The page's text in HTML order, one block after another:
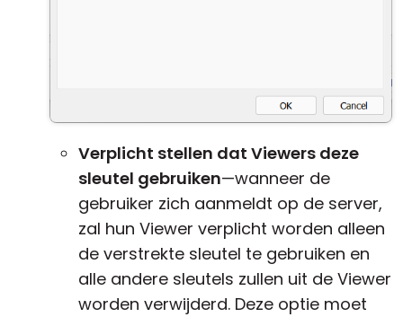
Verplicht stellen dat Viewers deze
sleutel gebruiken—wanneer de
gebruiker zich aanmeldt op de server,
zal hun Viewer verplicht worden alleen
de verstrekte sleutel te gebruiken en
alle andere sleutels zullen uit de Viewer
worden verwijderd. Deze optie moet